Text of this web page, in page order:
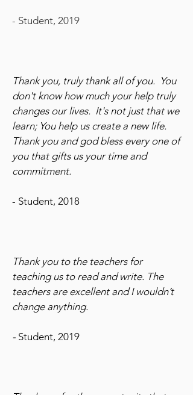
- Student, 2019
Thank you, truly thank all of you. You
don't know how much your help truly
changes our lives. It's not just that we
learn; You help us create a new life.
Thank you and god bless every one of
you that gifts us your time and
commitment.
- Student, 2018
Thank you to the teachers for
teaching us to read and write. The
teachers are excellent and I wouldn’t
change anything.
- Student, 2019